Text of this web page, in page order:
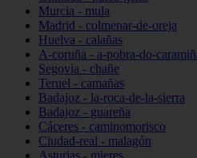
Murcia - mula
Madrid - colmenar-de-oreja
Huelva - calañas
A-coruña - a-pobra-do-
Segovia - chañe
Teruel - camañas
Badajoz - la-roca-de-la-sierra
Badajoz - guareña
Cáceres - caminomorisco
Ciudad-real - malagón
Asturias - mieres